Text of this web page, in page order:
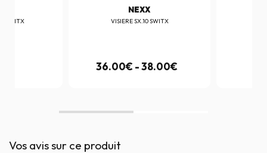
SWITX
NEXX
VISIERE SX.10 SWITX
36.00€ - 38.00€
Vos avis sur ce produit